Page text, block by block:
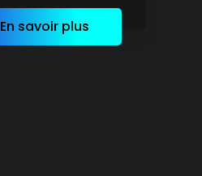
En savoir plus